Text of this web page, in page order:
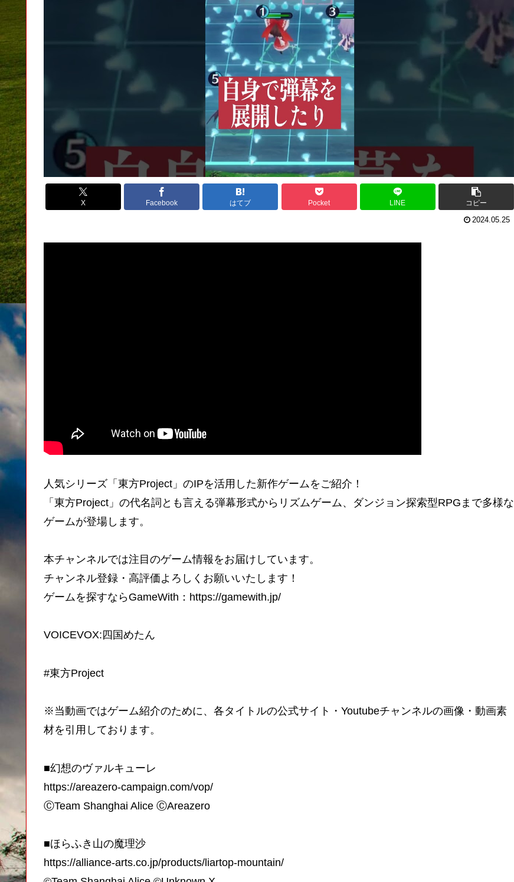
X Facebook はてブ Pocket LINE コピー
2024.05.25
人気シリーズ「東方Project」のIPを活用した新作ゲームをご紹介！
「東方Project」の代名詞とも言える弾幕形式からリズムゲーム、ダンジョン探索型RPGまで多様な
ゲームが登場します。
本チャンネルでは注目のゲーム情報をお届けしています。
チャンネル登録・高評価よろしくお願いいたします！
ゲームを探すならGameWith：https://gamewith.jp/
VOICEVOX:四国めたん
#東方Project
※当動画ではゲーム紹介のために、各タイトルの公式サイト・Youtubeチャンネルの画像・動画素
材を引用しております。
■幻想のヴァルキューレ
https://areazero-campaign.com/vop/
ⒸTeam Shanghai Alice ⒸAreazero
■ほらふき山の魔理沙
https://alliance-arts.co.jp/products/liartop-mountain/